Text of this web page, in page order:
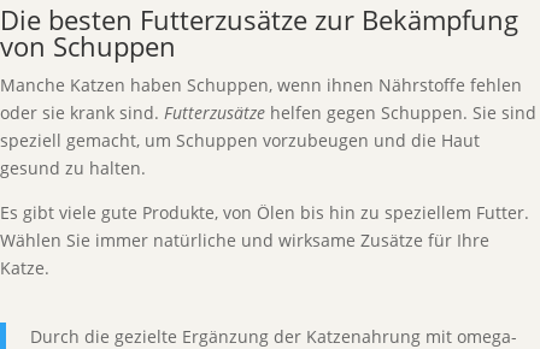
Die besten Futterzusätze zur Bekämpfung
von Schuppen
Manche Katzen haben Schuppen, wenn ihnen Nährstoffe fehlen
oder sie krank sind. Futterzusätze helfen gegen Schuppen. Sie sind
speziell gemacht, um Schuppen vorzubeugen und die Haut
gesund zu halten.
Es gibt viele gute Produkte, von Ölen bis hin zu speziellem Futter.
Wählen Sie immer natürliche und wirksame Zusätze für Ihre
Katze.
Durch die gezielte Ergänzung der Katzenahrung mit omega-